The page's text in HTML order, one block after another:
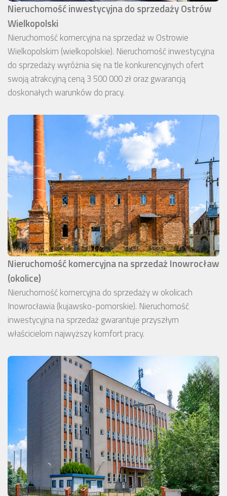
Nieruchomość inwestycyjna do sprzedaży Ostrów
Wielkopolski
Nieruchomość komercyjna na sprzedaż w Ostrowie
Wielkopolskim (wielkopolskie). Nieruchomość inwestycyjna
do sprzedaży wyróżnia się na tle konkurencyjnych ofert
swoją atrakcyjną ceną 3 500 000 zł oraz gwarancją
doskonałych warunków do pracy.
Nieruchomość komercyjna na sprzedaż Inowrocław
(okolice)
Nieruchomość komercyjna do sprzedaży w okolicach
Inowrocławia (kujawsko-pomorskie). Nieruchomość
inwestycyjna na sprzedaż gwarantuje przyszłym
właścicielom najwyższy komfort pracy.